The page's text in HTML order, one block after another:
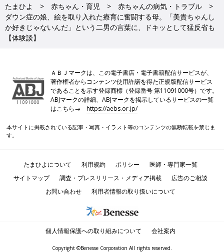
たまひよ 赤ちゃん・育児
赤ちゃんの病気・トラブル
ダウン症の娘、絵を取り入れた療育に奮闘する母。「美貴ちゃんし
か好きじゃないんだ」という二男の言葉に、ドキッとして猛反省も
【体験談】
ＡＢＪマークは、この電子書店・電子書籍配信サービスが、
著作権者からコンテンツ使用許諾を得た正規版配信サービス
であることを示す登録商標（登録番号 第11091000号）です。
ABJマークの詳細、ABJマークを掲示しているサービスの一覧
はこちら→https://aebs.or.jp/
本サイトに掲載されている記事・写真・イラスト等のコンテンツの無断転載を禁じま
す。
たまひよについて 利用規約 ポリシー
医師・専門家一覧
サイトマップ
調査・プレスリリース・メディア掲載
広告のご相談
お問い合わせ
利用者情報の取り扱いについて
個人情報保護への取り組みについて 会社案内
Copyright ©Benesse Corporation All rights reserved.